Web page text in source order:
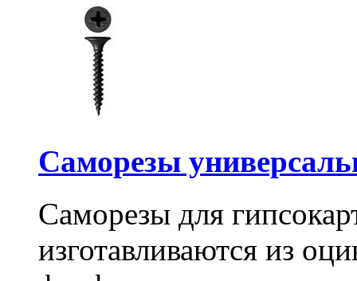
Саморезы
Саморезы для
изготавливаются из